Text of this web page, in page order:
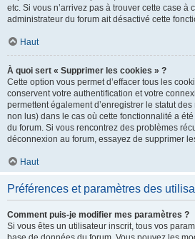
etc. Si vous n’arrivez pas à trouver cette case à
administrateur du forum ait désactivé cette
Haut
À quoi sert « Supprimer les cookies » ?
Cette option vous permet d’effacer tous les
conservent votre authentification et votre
permettent également d’enregistrer le statut des
non lus) dans le cas où cette fonctionnalité a
du forum. Si vous rencontrez des problèmes
déconnexion au forum, essayez de supprimer
Haut
Préférences et paramètres des
Comment puis-je modifier mes paramètres ?
Si vous êtes un utilisateur inscrit, tous vos